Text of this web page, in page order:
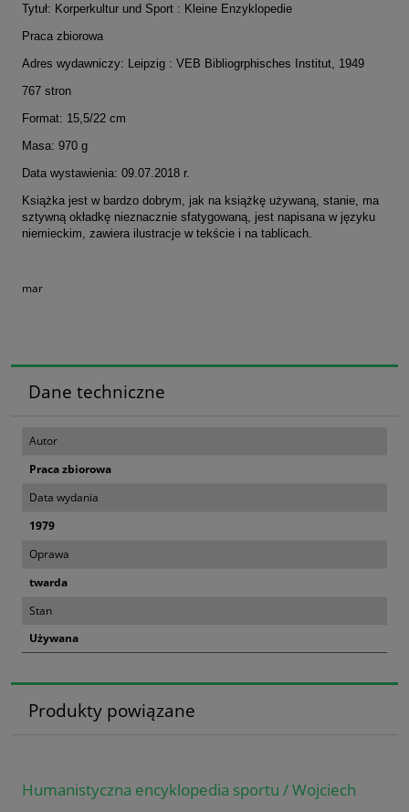
Tytuł: Korperkultur und Sport : Kleine Enzyklopedie
Praca zbiorowa
Adres wydawniczy: Leipzig : VEB Bibliogrphisches Institut, 1949
767 stron
Format: 15,5/22 cm
Masa: 970 g
Data wystawienia: 09.07.2018 r.
Książka jest w bardzo dobrym, jak na książkę używaną, stanie, ma
sztywną okładkę nieznacznie sfatygowaną, jest napisana w języku
niemieckim, zawiera ilustracje w tekście i na tablicach.
mar
Dane techniczne
Autor
Praca zbiorowa
Data wydania
1979
Oprawa
twarda
Stan
Używana
Produkty powiązane
Humanistyczna encyklopedia sportu / Wojciech